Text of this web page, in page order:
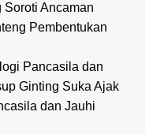
Ancaman
Pembentukan
Pancasila dan
Ginting Suka Ajak
dan Jauhi